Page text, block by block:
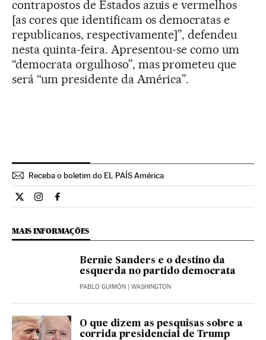
contrapostos de Estados azuis e vermelhos
[as cores que identificam os democratas e
republicanos, respectivamente]”, defendeu
nesta quinta-feira. Apresentou-se como um
“democrata orgulhoso”, mas prometeu que
será “um presidente da América”.
Receba o boletim do EL PAÍS América
Internacional El País Brasil en Twitter
Internacional El País Brasil en Instagram
Internacional El País Brasil en Facebook
MAIS INFORMAÇÕES
Bernie Sanders e o destino da
esquerda no partido democrata
PABLO GUIMÓN | WASHINGTON
O que dizem as pesquisas sobre a
corrida presidencial de Trump